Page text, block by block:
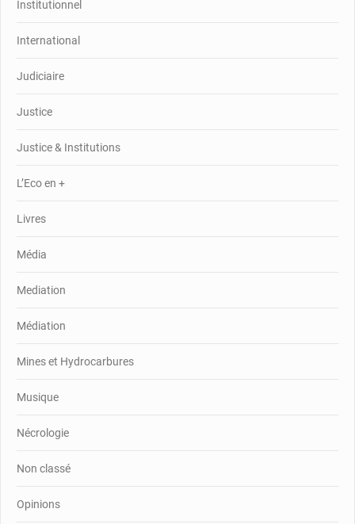
Institutionnel
International
Judiciaire
Justice
Justice & Institutions
L’Eco en +
Livres
Média
Mediation
Médiation
Mines et Hydrocarbures
Musique
Nécrologie
Non classé
Opinions